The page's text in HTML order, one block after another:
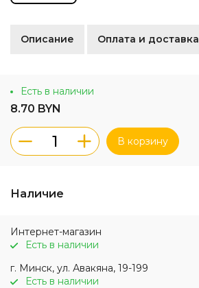
Описание Оплата и доставка
Есть в наличии
8.70 BYN
В корзину
Наличие
Интернет-магазин
Есть в наличии
г. Минск, ул. Авакяна, 19-199
Есть в наличии